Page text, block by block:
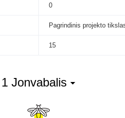
0
Pagrindinis projekto
15
1 Jonvabalis